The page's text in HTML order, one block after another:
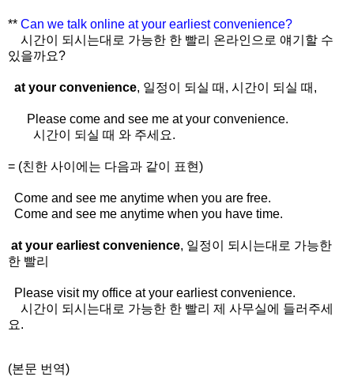
** Can we talk online at your earliest convenience?
시간이 되시는대로 가능한 한 빨리 온라인으로 얘기할 수
있을까요?
at your convenience, 일정이 되실 때, 시간이 되실 때,
Please come and see me at your convenience.
시간이 되실 때 와 주세요.
= (친한 사이에는 다음과 같이 표현)
Come and see me anytime when you are free.
Come and see me anytime when you have time.
at your earliest convenience, 일정이 되시는대로 가능한
한 빨리
Please visit my office at your earliest convenience.
시간이 되시는대로 가능한 한 빨리 제 사무실에 들러주세
요.
(본문 번역)